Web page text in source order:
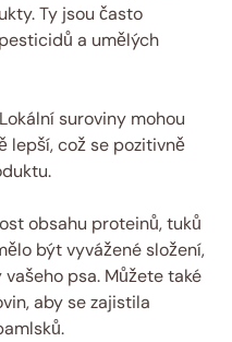
Ty jsou často
a umělých
Lokální suroviny mohou
lepší, což se pozitivně
obsahu proteinů, tuků
být vyvážené složení,
psa. Můžete také
aby se zajistila